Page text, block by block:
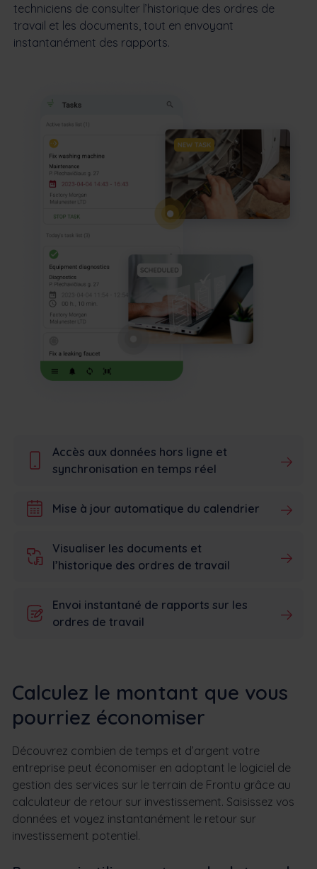
techniciens de consulter l’historique des ordres de
travail et les documents, tout en envoyant
instantanément des rapports.
Accès aux données hors ligne et
synchronisation en temps réel
Mise à jour automatique du calendrier
Visualiser les documents et
l’historique des ordres de travail
Envoi instantané de rapports sur les
ordres de travail
Calculez le montant que vous
pourriez économiser
Découvrez combien de temps et d’argent votre
entreprise peut économiser en adoptant le logiciel de
gestion des services sur le terrain de Frontu grâce au
calculateur de retour sur investissement. Saisissez vos
données et voyez instantanément le retour sur
investissement potentiel.